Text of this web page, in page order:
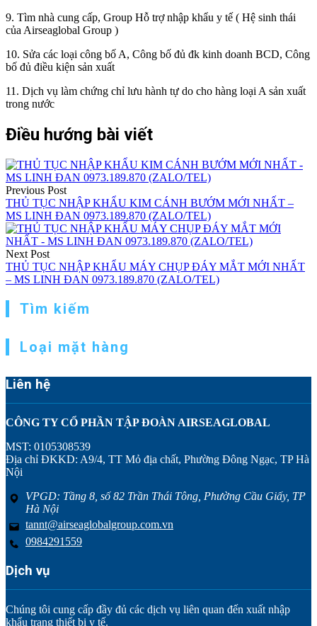
9. Tìm nhà cung cấp, Group Hỗ trợ nhập khẩu y tế ( Hệ sinh thái
của Airseaglobal Group )
10. Sửa các loại công bố A, Công bố đủ đk kinh doanh BCD, Công
bố đủ điều kiện sản xuất
11. Dịch vụ làm chứng chỉ lưu hành tự do cho hàng loại A sản xuất
trong nước
Điều hướng bài viết
Previous Post
THỦ TỤC NHẬP KHẨU KIM CÁNH BƯỚM MỚI NHẤT –
MS LINH ĐAN 0973.189.870 (ZALO/TEL)
Next Post
THỦ TỤC NHẬP KHẨU MÁY CHỤP ĐÁY MẮT MỚI NHẤT
– MS LINH ĐAN 0973.189.870 (ZALO/TEL)
Tìm kiếm
Loại mặt hàng
Liên hệ
CÔNG TY CỔ PHẦN TẬP ĐOÀN AIRSEAGLOBAL
MST: 0105308539
Địa chỉ ĐKKD: A9/4, TT Mỏ địa chất, Phường Đông Ngạc, TP Hà
Nội
VPGD: Tầng 8, số 82 Trần Thái Tông, Phường Cầu Giấy, TP
Hà Nội
tannt@airseaglobalgroup.com.vn
0984291559
Dịch vụ
Chúng tôi cung cấp đầy đủ các dịch vụ liên quan đến xuất nhập
khẩu trang thiết bị y tế.